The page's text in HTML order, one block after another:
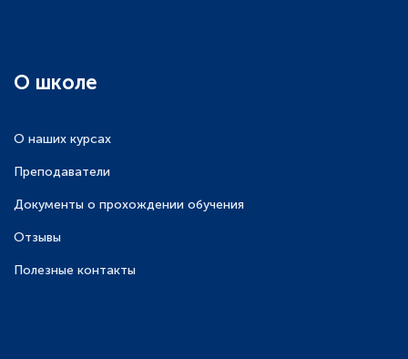
О школе
О наших курсах
Преподаватели
Документы о прохождении обучения
Отзывы
Полезные контакты